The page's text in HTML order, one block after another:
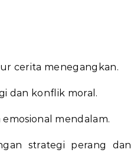
cerita menegangkan.
dan konflik moral.
mendalam.
strategi perang